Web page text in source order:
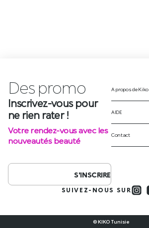
Des promo
Inscrivez-vous pour
ne rien rater !
Votre rendez-vous avec les
nouveautés beauté
S'INSCRIRE
A propos de Kiko
AIDE
Contact
SUIVEZ-NOUS SUR
© KIKO Tunisie